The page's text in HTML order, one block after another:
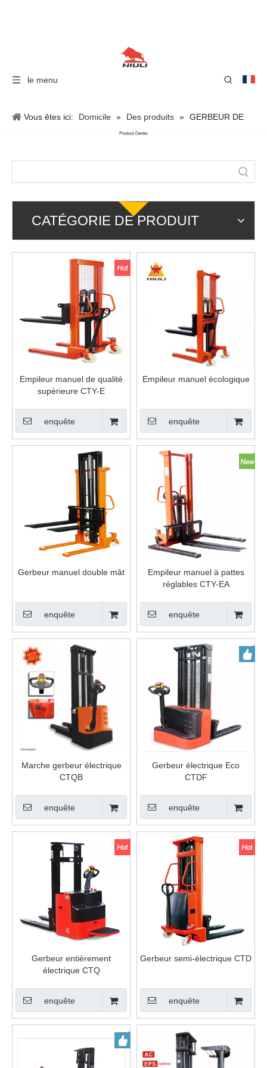
le menu
Vous êtes ici: Domicile » Des produits » GERBEUR DE
CATÉGORIE DE PRODUIT
Empileur manuel de qualité
supérieure CTY-E
enquête
Empileur manuel écologique
enquête
Gerbeur manuel double mât
enquête
Empileur manuel à pattes
réglables CTY-EA
enquête
Marche gerbeur électrique
CTQB
enquête
Gerbeur électrique Eco
CTDF
enquête
Gerbeur entièrement
électrique CTQ
enquête
Gerbeur semi-électrique CTD
enquête